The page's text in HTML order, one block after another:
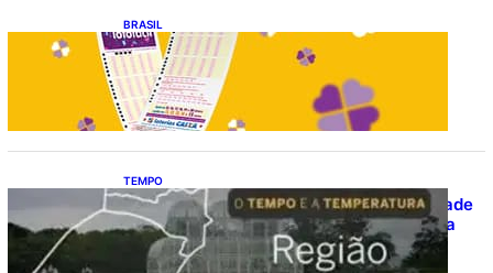
BRASIL
Resultado da lotofácil 3754: sorteio de
quarta-feira (05/08/2026)
TEMPO
O TEMPO E A TEMPERATURA: Instabilidade
avança e provoca temporais no Sul nesta
quinta-feira